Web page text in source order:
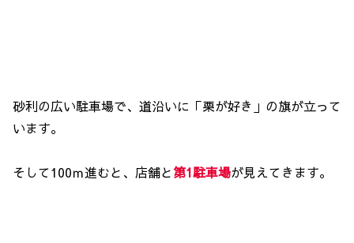
砂利の広い駐車場で、道沿いに「栗が好き」の旗が立って
います。
そして100ｍ進むと、店舗と第1駐車場が見えてきます。